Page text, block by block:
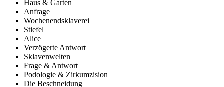
Haus & Garten
Anfrage
Wochenendsklaverei
Stiefel
Alice
Verzögerte Antwort
Sklavenwelten
Frage & Antwort
Podologie & Zirkumzision
Die Beschneidung